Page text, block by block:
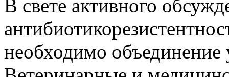
В свете активного
необходимо объединение